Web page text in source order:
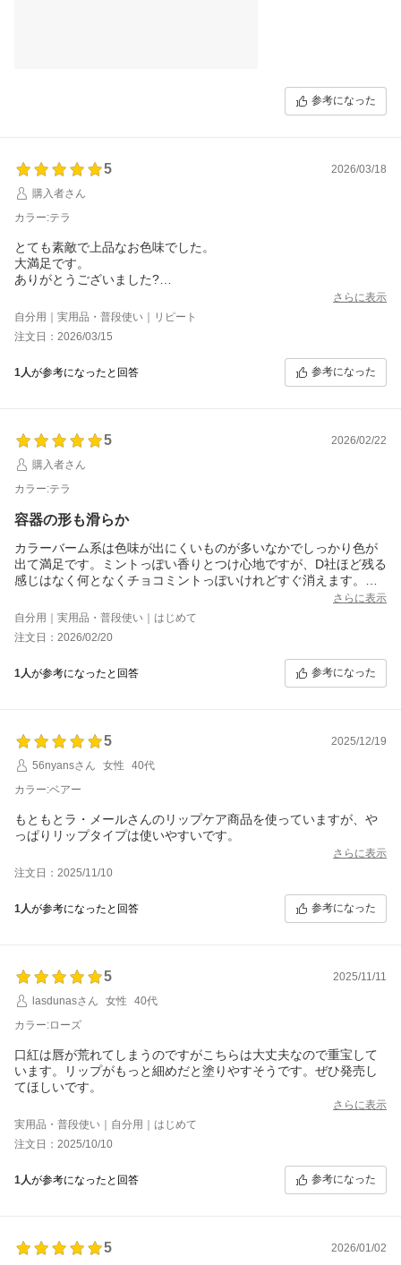
参考になった
5
2026/03/18
購入者さん
カラー:テラ
とても素敵で上品なお色味でした。
大満足です。
ありがとうございました?
さらに表示
自分用｜実用品・普段使い｜リピート
注文日：2026/03/15
1人が参考になったと回答 参考になった
5
2026/02/22
購入者さん
カラー:テラ
容器の形も滑らか
カラーバーム系は色味が出にくいものが多いなかでしっかり色が
出て満足です。ミントっぽい香りとつけ心地ですが、D社ほど残る
感じはなく何となくチョコミントっぽいけれどすぐ消えます。到
着すぐ半日室内で化粧直し無しで食事一回で過ごしてみて、艶は
落ち着きますが、縦皺の目立ちにくい落ち方で色はしっかり残っ
ています。お値段はしますが満足です。購入したテラは明度が低
く落ち着いたブラウンレッドです。春に向けて他のお色も欲しく
さらに表示
自分用｜実用品・普段使い｜はじめて
注文日：2026/02/20
1人が参考になったと回答 参考になった
5
2025/12/19
56nyansさん
女性
40代
カラー:ベアー
もともとラ・メールさんのリップケア商品を使っていますが、や
っぱりリップタイプは使いやすいです。
さらに表示
注文日：2025/11/10
1人が参考になったと回答 参考になった
5
2025/11/11
lasdunasさん
女性
40代
カラー:ローズ
口紅は唇が荒れてしまうのですがこちらは大丈夫なので重宝して
います。リップがもっと細めだと塗りやすそうです。ぜひ発売し
てほしいです。
さらに表示
実用品・普段使い｜自分用｜はじめて
注文日：2025/10/10
1人が参考になったと回答 参考になった
5
2026/01/02